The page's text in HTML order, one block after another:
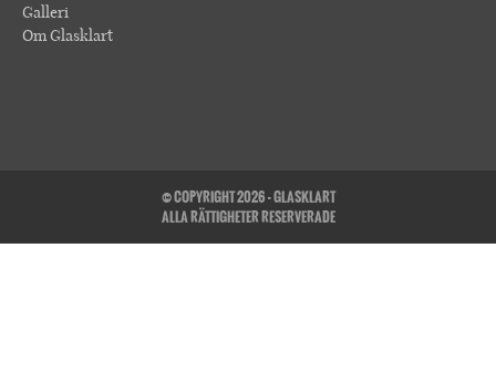
Galleri
Om Glasklart
© COPYRIGHT 2026 - GLASKLART
ALLA RÄTTIGHETER RESERVERADE